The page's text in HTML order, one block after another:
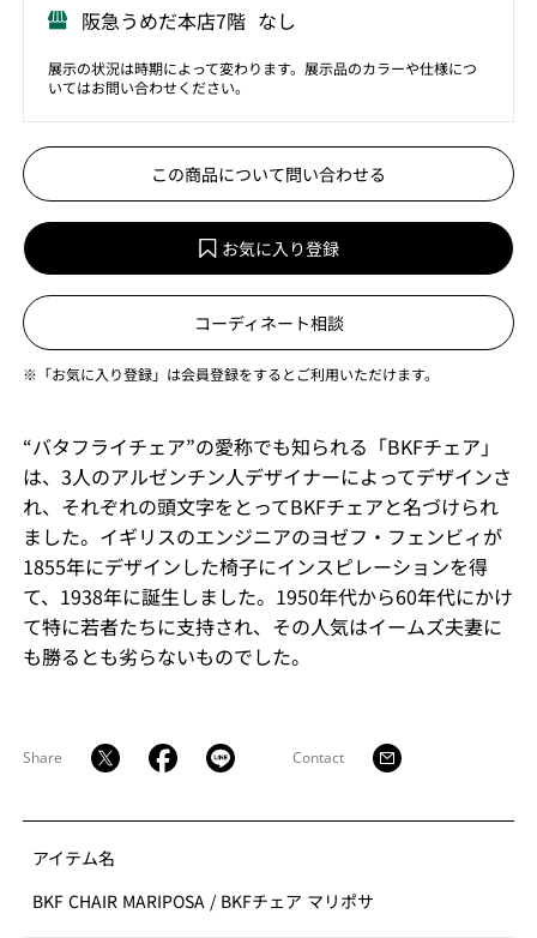
阪急うめだ本店7階 なし
展示の状況は時期によって変わります。展示品のカラーや仕様につ
いてはお問い合わせください。
この商品について問い合わせる
お気に入り登録
コーディネート相談
※「お気に入り登録」は会員登録をするとご利用いただけます。
“バタフライチェア”の愛称でも知られる「BKFチェア」
は、3人のアルゼンチン人デザイナーによってデザインさ
れ、それぞれの頭文字をとってBKFチェアと名づけられ
ました。イギリスのエンジニアのヨゼフ・フェンビィが
1855年にデザインした椅子にインスピレーションを得
て、1938年に誕生しました。1950年代から60年代にかけ
て特に若者たちに支持され、その人気はイームズ夫妻に
も勝るとも劣らないものでした。
Share Contact
アイテム名
BKF CHAIR MARIPOSA / BKFチェア マリポサ